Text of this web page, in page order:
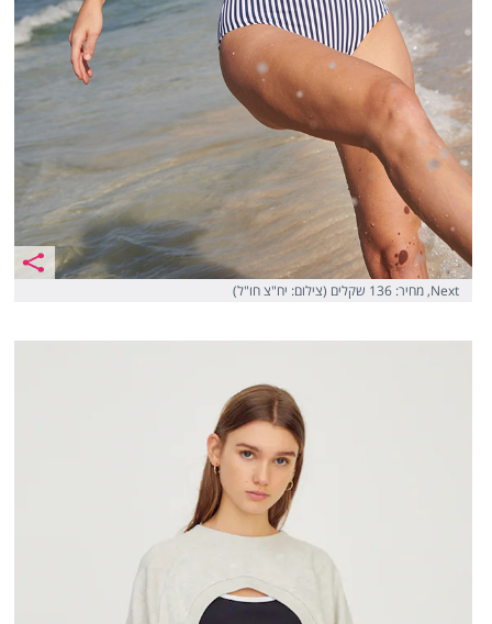
Next, מחיר: 136 שקלים (צילום: יח"צ חו"ל)